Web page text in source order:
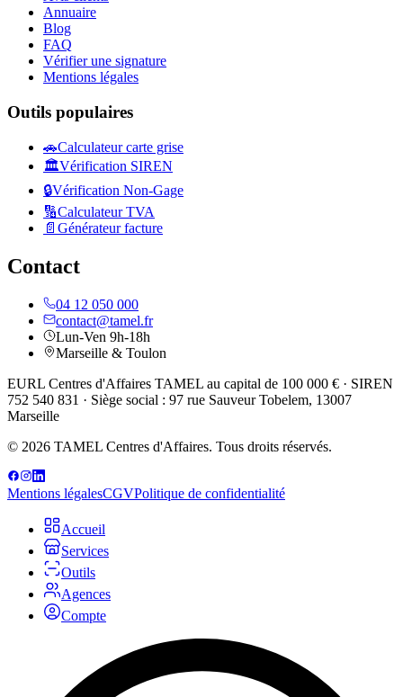
Annuaire
Blog
FAQ
Vérifier une signature
Mentions légales
Outils populaires
🚗Calculateur carte grise
🏛️Vérification SIREN
🔒Vérification Non-Gage
🔢Calculateur TVA
📄 Générateur facture
Contact
04 12 050 000
contact@tamel.fr
Lun-Ven 9h-18h
Marseille & Toulon
EURL Centres d'Affaires TAMEL au capital de 100 000 € · SIREN
752 540 831 · Siège social : 97 rue Sauveur Tobelem, 13007
Marseille
© 2026 TAMEL Centres d'Affaires. Tous droits réservés.
Mentions légalesCGVPolitique de confidentialité
Accueil
Services
Outils
Agences
Compte